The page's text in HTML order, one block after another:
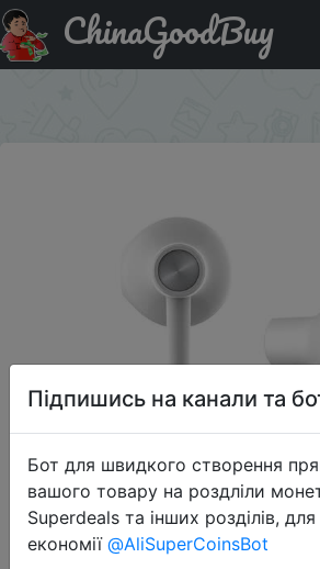
Знижка на Lenovo DP-20 наушники-
дистанционного управления.
ChinaGoodBuy
Підпишись на канали та
Бот для швидкого створення
вашого товару на роздліли
Superdeals та інших розділів, для
економії @AliSuperCoinsBot